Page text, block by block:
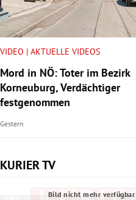
VIDEO | AKTUELLE VIDEOS
Mord in NÖ: Toter im Bezirk
Korneuburg, Verdächtiger
festgenommen
Gestern
KURIER TV
Slide 1 von 6
Bild nicht mehr verfügbar